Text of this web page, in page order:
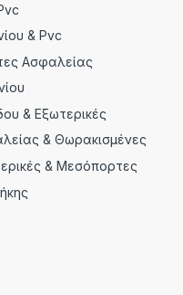
& Pvc
Ασφαλείας
& Εξωτερικές
& Θωρακισμένες
& Μεσόπορτες